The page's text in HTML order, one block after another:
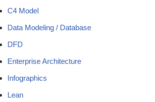
C4 Model
Data Modeling / Database
DFD
Enterprise Architecture
Infographics
Lean